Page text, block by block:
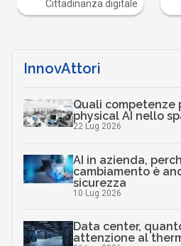
Cittadinanza digitale
InnovAttori
Quali competenze
physical AI nello
22 Lug 2026
AI in azienda,
cambiamento è
sicurezza
10 Lug 2026
Data center,
attenzione al